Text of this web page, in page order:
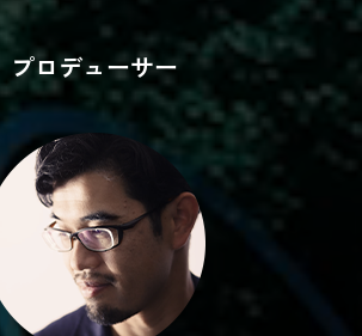
プロデューサー